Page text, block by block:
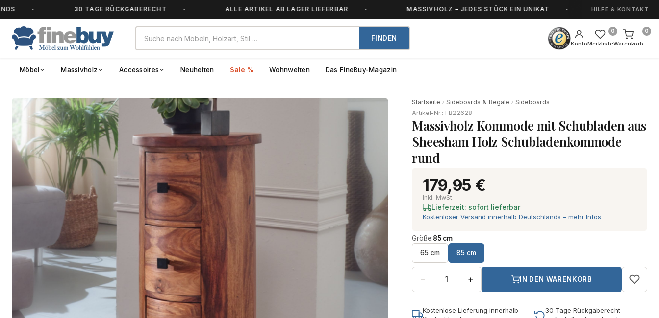
30 TAGE RÜCKGABERECHT ALLE ARTIKEL AB LAGER LIEFERBAR MASSIVHOLZ – JEDES STÜCK EIN UNIKAT HANDGEFERTIGT
HILFE & KONTAKT
FINDEN
KontoMerkliste
0
Warenkorb
0
Möbel Massivholz Accessoires Neuheiten Sale % Wohnwelten Das FineBuy-Magazin
Startseite Sideboards & Regale
Sideboards
Artikel-Nr.: FB22628
Massivholz Kommode mit Schubladen aus
Sheesham Holz Schubladenkommode
rund
179,95 €
Inkl. MwSt.
Lieferzeit: sofort lieferbar
Kostenloser Versand innerhalb Deutschlands – mehr Infos
Größe:85 cm
65 cm
85 cm
− + IN DEN WARENKORB
Kostenlose Lieferung innerhalb
30 Tage Rückgaberecht –